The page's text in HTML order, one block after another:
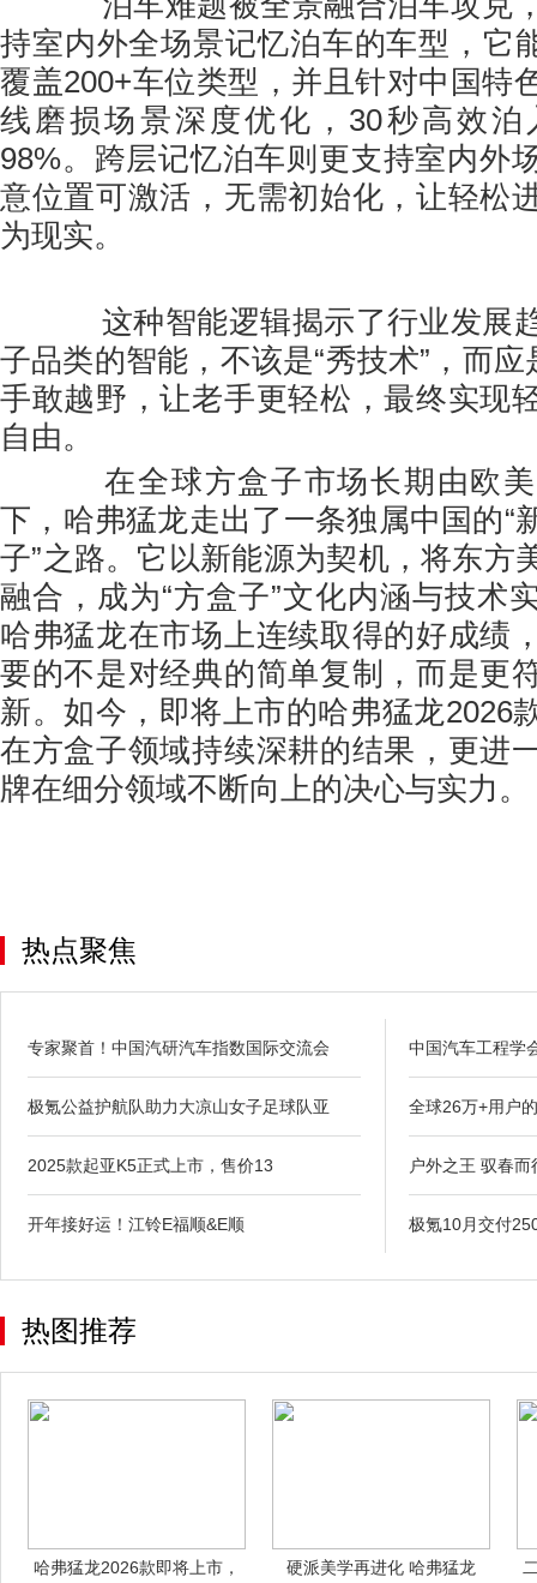
持室内外全场景记忆泊车的车型，它
覆盖200+车位类型，并且针对中国特
线磨损场景深度优化，30秒高效泊
98%。跨层记忆泊车则更支持室内外
意位置可激活，无需初始化，让轻松
为现实。
这种智能逻辑揭示了行业发展
子品类的智能，不该是“秀技术”，而应
手敢越野，让老手更轻松，最终实现
自由。
在全球方盒子市场长期由欧美
下，哈弗猛龙走出了一条独属中国的“
子”之路。它以新能源为契机，将东方
融合，成为“方盒子”文化内涵与技术
哈弗猛龙在市场上连续取得的好成绩
要的不是对经典的简单复制，而是更
新。如今，即将上市的哈弗猛龙2026
在方盒子领域持续深耕的结果，更进
牌在细分领域不断向上的决心与实力。
热点聚焦
专家聚首！中国汽研汽车指数国际交流会
极氪公益护航队助力大凉山女子足球队亚
2025款起亚K5正式上市，售价13
开年接好运！江铃E福顺&E顺
中国汽车工程学
全球26万+用户
户外之王 驭春
极氪10月交付
热图推荐
哈弗猛龙2026款即将上市，
硬派美学再进化 哈弗猛龙